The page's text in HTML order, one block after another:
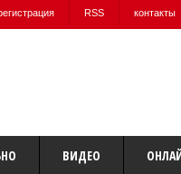
RSS контакты
ВИДЕО